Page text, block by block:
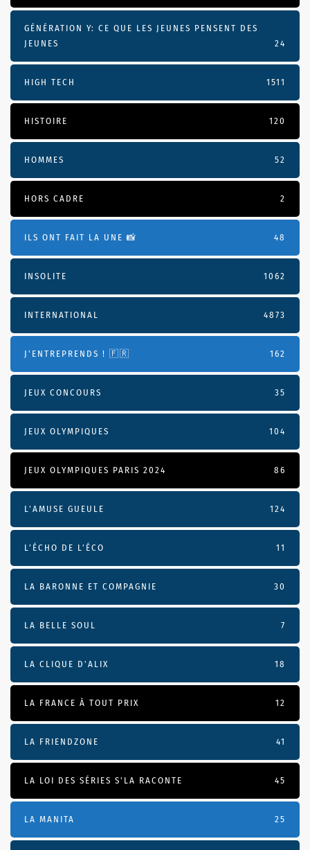
GÉNÉRATION Y: CE QUE LES JEUNES PENSENT DES
JEUNES
24
HIGH TECH 1511
HISTOIRE 120
HOMMES 52
HORS CADRE 2
ILS ONT FAIT LA UNE 📸 48
INSOLITE 1062
INTERNATIONAL 4873
J'ENTREPRENDS ! 🇫🇷 162
JEUX CONCOURS 35
JEUX OLYMPIQUES 104
JEUX OLYMPIQUES PARIS 2024 86
L'AMUSE GUEULE 124
L’ÉCHO DE L’ÉCO 11
LA BARONNE ET COMPAGNIE 30
LA BELLE SOUL 7
LA CLIQUE D'ALIX 18
LA FRANCE À TOUT PRIX 12
LA FRIENDZONE 41
LA LOI DES SÉRIES S'LA RACONTE 45
LA MANITA 25